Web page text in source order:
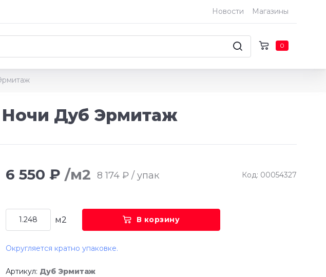
Новости Магазины
0
Дуб Эрмитаж
6 550 ₽ /м2 8 174 ₽ / упак Код: 00054327
м2 В корзину
Округляется кратно упаковке.
Артикул: Дуб Эрмитаж